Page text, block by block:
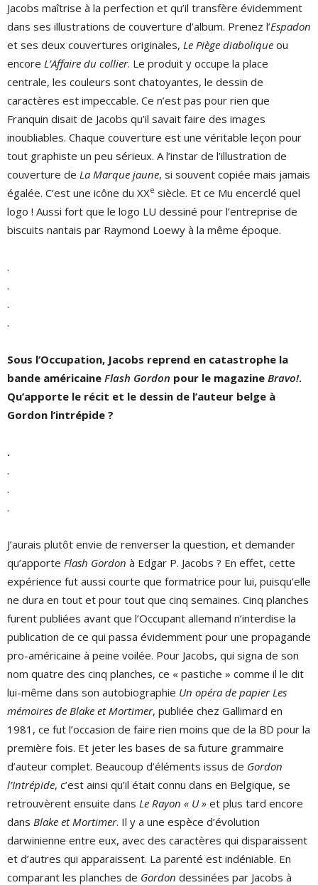
Jacobs maîtrise à la perfection et qu’il transfère évidemment
dans ses illustrations de couverture d’album. Prenez l’Espadon
et ses deux couvertures originales, Le Piège diabolique ou
encore L’Affaire du collier. Le produit y occupe la place
centrale, les couleurs sont chatoyantes, le dessin de
caractères est impeccable. Ce n’est pas pour rien que
Franquin disait de Jacobs qu’il savait faire des images
inoubliables. Chaque couverture est une véritable leçon pour
tout graphiste un peu sérieux. A l’instar de l’illustration de
couverture de La Marque jaune, si souvent copiée mais jamais
égalée. C’est une icône du XXe siècle. Et ce Mu encerclé quel
logo ! Aussi fort que le logo LU dessiné pour l’entreprise de
biscuits nantais par Raymond Loewy à la même époque.
.
.
.
.
Sous l’Occupation, Jacobs reprend en catastrophe la
bande américaine Flash Gordon pour le magazine Bravo!.
Qu’apporte le récit et le dessin de l’auteur belge à
Gordon l’intrépide ?
.
.
.
.
J’aurais plutôt envie de renverser la question, et demander
qu’apporte Flash Gordon à Edgar P. Jacobs ? En effet, cette
expérience fut aussi courte que formatrice pour lui, puisqu’elle
ne dura en tout et pour tout que cinq semaines. Cinq planches
furent publiées avant que l’Occupant allemand n’interdise la
publication de ce qui passa évidemment pour une propagande
pro-américaine à peine voilée. Pour Jacobs, qui signa de son
nom quatre des cinq planches, ce « pastiche » comme il le dit
lui-même dans son autobiographie Un opéra de papier Les
mémoires de Blake et Mortimer, publiée chez Gallimard en
1981, ce fut l’occasion de faire rien moins que de la BD pour la
première fois. Et jeter les bases de sa future grammaire
d’auteur complet. Beaucoup d’éléments issus de Gordon
l’Intrépide, c’est ainsi qu’il était connu dans en Belgique, se
retrouvèrent ensuite dans Le Rayon « U » et plus tard encore
dans Blake et Mortimer. Il y a une espèce d’évolution
darwinienne entre eux, avec des caractères qui disparaissent
et d’autres qui apparaissent. La parenté est indéniable. En
comparant les planches de Gordon dessinées par Jacobs à